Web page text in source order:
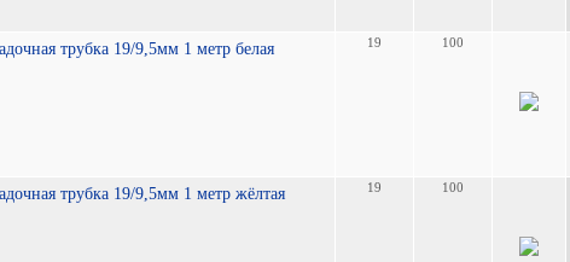
трубка 19/9,5мм 1 метр белая 19 100
трубка 19/9,5мм 1 метр жёлтая 19 100